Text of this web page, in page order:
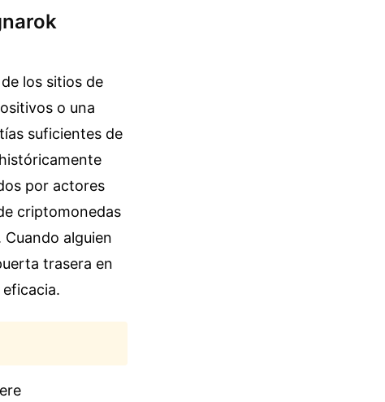
los sitios de
o una
suficientes de
por actores
criptomonedas
alguien
trasera en